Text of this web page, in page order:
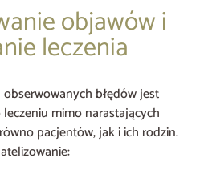
objawów i
leczenia
błędów jest
mimo narastających
pacjentów, jak i ich rodzin.